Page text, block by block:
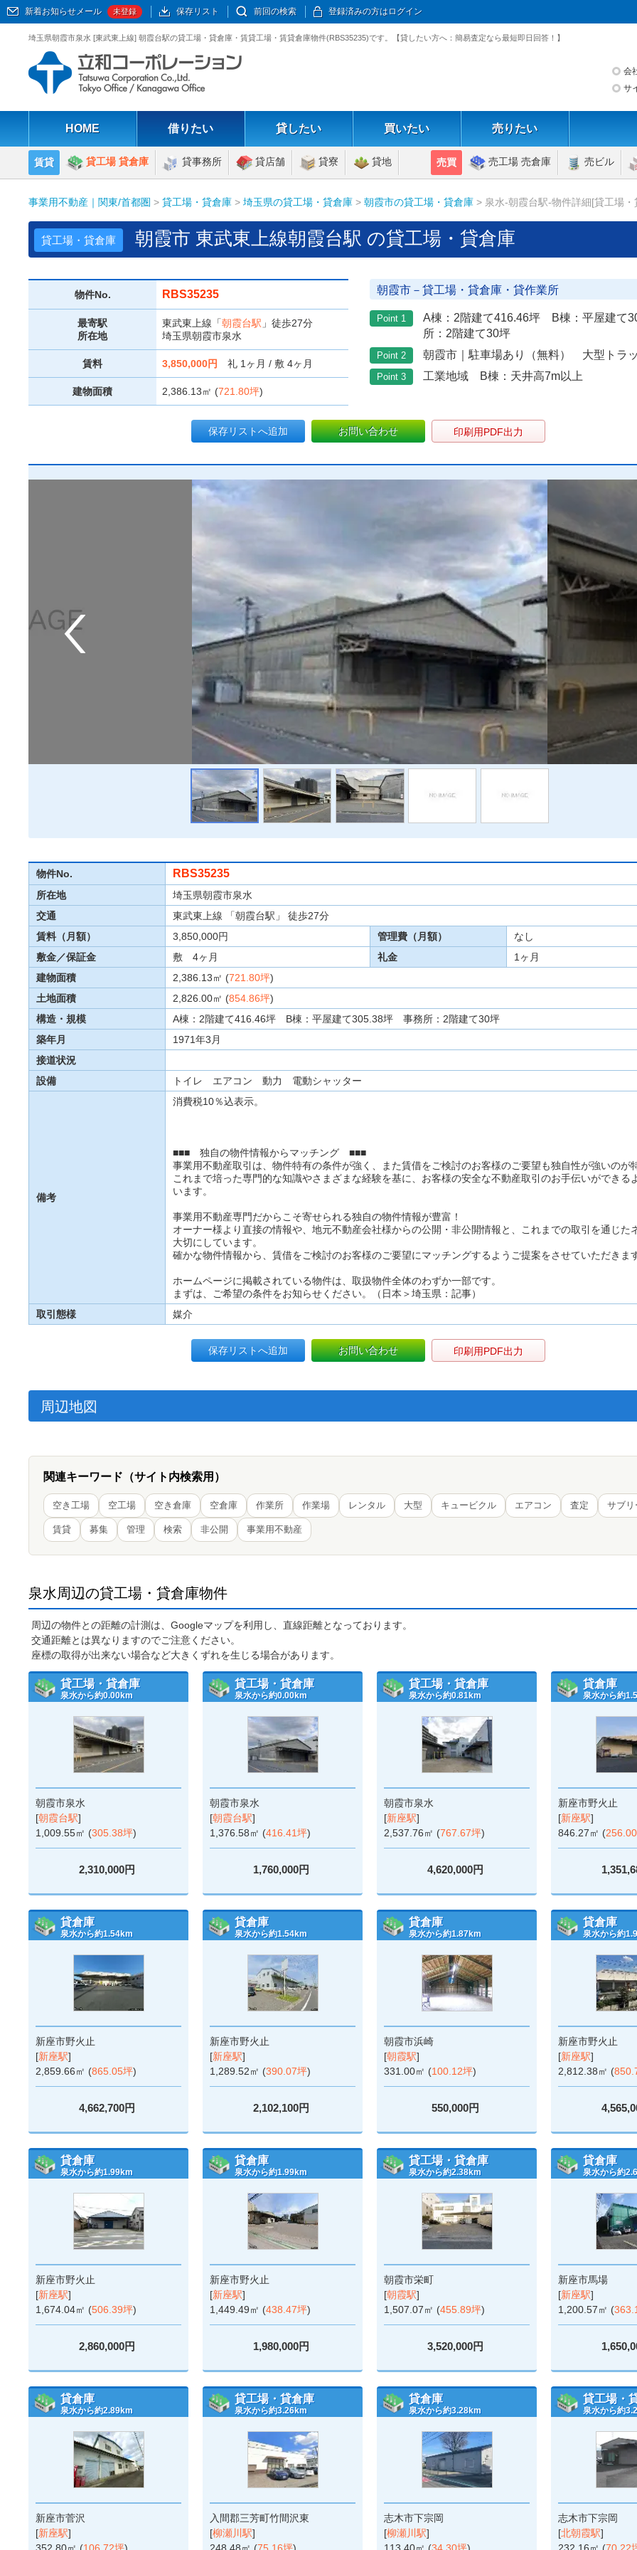
新着お知らせメール 未登録 保存リスト 前回の検索 登録済みの方はログイン
埼玉県朝霞市泉水 [東武東上線] 朝霞台駅の貸工場・貸倉庫・賃貸工場・賃貸倉庫物件(RBS35235)です。【貸したい方へ：簡易査定なら最短即日回答！】
会
サ
HOME 借りたい 貸したい 買いたい 売りたい
賃貸 貸工場 貸倉庫 貸事務所 貸店舗 貸寮 貸地 売買 売工場 売倉庫 売ビル
事業用不動産｜関東/首都圏 > 貸工場・貸倉庫 > 埼玉県の貸工場・貸倉庫 > 朝霞市の貸工場・貸倉庫 > 泉水-朝霞台駅-物件詳細[貸工場・
貸工場・貸倉庫 朝霞市 東武東上線朝霞台駅 の貸工場・貸倉庫
物件No. RBS35235
最寄駅
所在地
東武東上線「朝霞台駅 」徒歩27分
埼玉県朝霞市泉水
賃料 3,850,000円 礼 1ヶ月 / 敷 4ヶ月
建物面積 2,386.13㎡ (721.80坪)
朝霞市－貸工場・貸倉庫・貸作業所
Point 1
A棟：2階建て416.46坪 B棟：平屋建て
所：2階建て30坪
Point 2 朝霞市｜駐車場あり（無料） 大型トラ
Point 3 工業地域 B棟：天井高7m以上
保存リストへ追加 お問い合わせ 印刷用PDF出力
物件No. RBS35235
所在地
埼玉県朝霞市泉水
交通
東武東上線 「朝霞台駅」 徒歩27分
賃料（月額）
3,850,000円 管理費（月額）
なし
敷金／保証金
敷 4ヶ月 礼金
1ヶ月
建物面積
2,386.13㎡ (721.80坪)
土地面積
2,826.00㎡ (854.86坪)
構造・規模
A棟：2階建て416.46坪 B棟：平屋建て305.38坪 事務所：2階建て30坪
築年月
1971年3月
接道状況
設備
トイレ エアコン 動力 電動シャッター
備考
消費税10％込表示。
■■■ 独自の物件情報からマッチング ■■■
事業用不動産取引は、物件特有の条件が強く、また賃借をご検討のお客様のご要望も独自性が強いのが
これまで培った専門的な知識やさまざまな経験を基に、お客様の安全な不動産取引のお手伝いができる
います。
事業用不動産専門だからこそ寄せられる独自の物件情報が豊富！
オーナー様より直接の情報や、地元不動産会社様からの公開・非公開情報と、これまでの取引を通じた
大切にしています。
確かな物件情報から、賃借をご検討のお客様のご要望にマッチングするようご提案をさせていただきま
ホームページに掲載されている物件は、取扱物件全体のわずか一部です。
まずは、ご希望の条件をお知らせください。（日本＞埼玉県：記事）
取引態様
媒介
保存リストへ追加 お問い合わせ 印刷用PDF出力
周辺地図
関連キーワード（サイト内検索用）
空き工場 空工場 空き倉庫 空倉庫 作業所 作業場 レンタル 大型 キュービクル エアコン 査定 サブリ
賃貸 募集 管理 検索 非公開 事業用不動産
泉水周辺の貸工場・貸倉庫物件
周辺の物件との距離の計測は、Googleマップを利用し、直線距離となっております。
交通距離とは異なりますのでご注意ください。
座標の取得が出来ない場合など大きくずれを生じる場合があります。
貸工場・貸倉庫
泉水から約0.00km
朝霞市泉水
[朝霞台駅]
1,009.55㎡ (305.38坪)
2,310,000円
貸工場・貸倉庫
泉水から約0.00km
朝霞市泉水
[朝霞台駅]
1,376.58㎡ (416.41坪)
1,760,000円
貸工場・貸倉庫
泉水から約0.81km
朝霞市泉水
[新座駅]
2,537.76㎡ (767.67坪)
4,620,000円
貸倉庫
泉水から約
新座市野火止
[新座駅]
846.27㎡ (
貸倉庫
泉水から約1.54km
新座市野火止
[新座駅]
2,859.66㎡ (865.05坪)
4,662,700円
貸倉庫
泉水から約1.54km
新座市野火止
[新座駅]
1,289.52㎡ (390.07坪)
2,102,100円
貸倉庫
泉水から約1.87km
朝霞市浜崎
[朝霞駅]
331.00㎡ (100.12坪)
550,000円
貸倉庫
泉水から約
新座市野火止
[新座駅]
2,812.38㎡ (
貸倉庫
泉水から約1.99km
新座市野火止
[新座駅]
1,674.04㎡ (506.39坪)
2,860,000円
貸倉庫
泉水から約1.99km
新座市野火止
[新座駅]
1,449.49㎡ (438.47坪)
1,980,000円
貸工場・貸倉庫
泉水から約2.38km
朝霞市栄町
[朝霞駅]
1,507.07㎡ (455.89坪)
3,520,000円
貸倉庫
泉水から約
新座市馬場
[新座駅]
1,200.57㎡ (
貸倉庫
泉水から約2.89km
新座市菅沢
[新座駅]
352.80㎡ (106.72坪)
貸工場・貸倉庫
泉水から約3.26km
入間郡三芳町竹間沢東
[柳瀬川駅]
248.48㎡ (75.16坪)
貸倉庫
泉水から約3.28km
志木市下宗岡
[柳瀬川駅]
113.40㎡ (34.30坪)
貸工場・
泉水から約
志木市下宗岡
[北朝霞駅]
232.16㎡ (70.22